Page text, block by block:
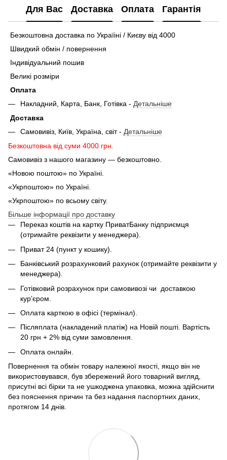
Для Вас Доставка Оплата Гарантія
Безкоштовна доставка по Україіні / Києву від 4000
Швидкий обмін / повернення
Індивідуальний пошив
Великі розміри
Оплата
Накладний, Карта, Банк, Готівка - Детальніше
Доставка
Самовивіз, Київ, Україна, світ - Детальніше
Безкоштовна від суми 4000 грн.
Самовивіз з нашого магазину — безкоштовно.
«Новою поштою» по Україні.
«Укрпоштою» по Україні.
«Укрпоштою» по всьому світу.
Більше інформації про доставку
Переказ коштів на картку ПриватБанку підприємця
(отримайте реквізити у менеджера).
Приват 24 (пункт у кошику).
Банківський розрахунковий рахунок (отримайте реквізити у
менеджера).
Готівковий розрахунок при самовивозі чи доставкою
кур’єром.
Оплата карткою в офісі (термінал).
Післяплата (накладений платіж) на Новій пошті. Вартість
20 грн + 2% від суми замовлення.
Оплата онлайн.
Повернення та обмін товару належної якості, якщо він не
використовувався, був збережений його товарний вигляд,
присутні всі бірки та не ушкоджена упаковка, можна здійснити
без пояснення причин та без надання паспортних даних,
протягом 14 днів.